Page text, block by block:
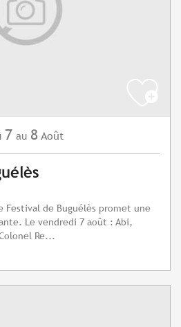
7 au 8 Août
Festival de Buguélès promet une
Le vendredi 7 août : Abi,
Re...